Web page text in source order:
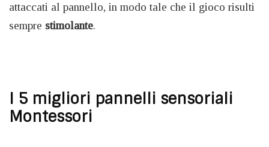
attaccati al pannello, in modo tale che il gioco risulti
sempre stimolante.
I 5 migliori pannelli sensoriali
Montessori